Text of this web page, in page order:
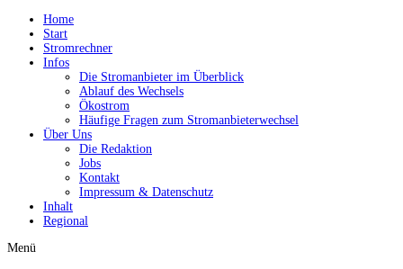
Home
Start
Stromrechner
Infos
Die Stromanbieter im Überblick
Ablauf des Wechsels
Ökostrom
Häufige Fragen zum Stromanbieterwechsel
Über Uns
Die Redaktion
Jobs
Kontakt
Impressum & Datenschutz
Inhalt
Regional
Menü